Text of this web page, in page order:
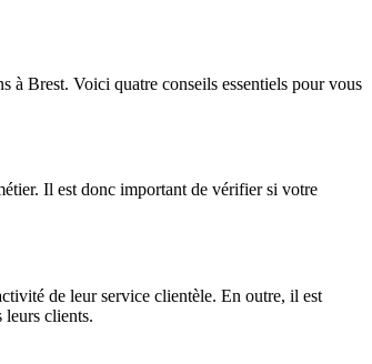
à Brest. Voici quatre conseils essentiels pour vous
Il est donc important de vérifier si votre
de leur service clientèle. En outre, il est
leurs clients.